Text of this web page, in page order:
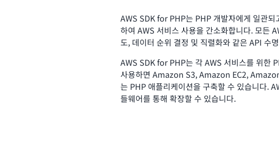
AWS SDK for PHP는 PHP 개발자에게 일관되
하여 AWS 서비스 사용을 간소화합니다. 모든
도, 데이터 순위 결정 및 직렬화와 같은 API 수
AWS SDK for PHP는 각 AWS 서비스를 위한
사용하면 Amazon S3, Amazon EC2,
는 PHP 애플리케이션을 구축할 수 있습니다.
들웨어를 통해 확장할 수 있습니다.